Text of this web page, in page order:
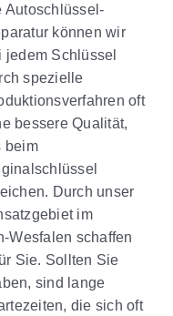
Autoschlüssel-
können wir
jedem Schlüssel
spezielle
oft
bessere Qualität,
beim
Durch unser
im
Wesfalen schaffen
Sie. Sollten Sie
sind lange
die sich oft